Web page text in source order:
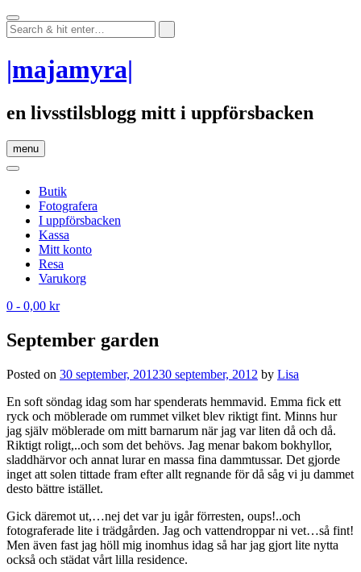
Skip
to
content
|majamyra|
en livsstilsblogg mitt i uppförsbacken
menu
Butik
Fotografera
I uppförsbacken
Kassa
Mitt konto
Resa
Varukorg
0 - 0,00 kr
September garden
Posted on 30 september, 201230 september, 2012 by Lisa
En soft söndag idag som har spenderats hemmavid. Emma fick ett
ryck och möblerade om rummet vilket blev riktigt fint. Minns hur
jag själv möblerade om mitt barnarum när jag var liten då och då.
Riktigt roligt,..och som det behövs. Jag menar bakom bokhyllor,
sladdhärvor och annat lurar en massa fina dammtussar. Det gjorde
inget att solen tittade fram efter allt regnande för då såg vi ju dammet
desto bättre istället.
Gick däremot ut,…nej det var ju igår förresten, oups!..och
fotograferade lite i trädgården. Jag och vattendroppar ni vet…så fint!
Men även fast jag höll mig inomhus idag så har jag gjort lite nytta
också och städat vårt lilla residence.